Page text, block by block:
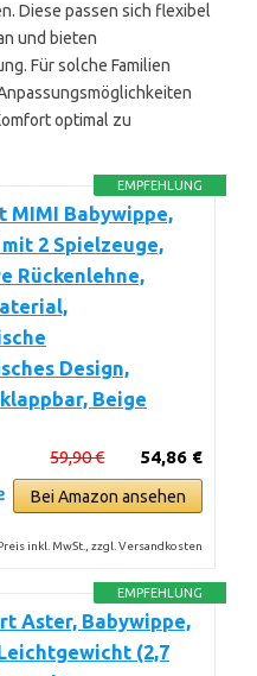
Diese passen sich flexibel
und bieten
Für solche Familien
optimal zu
EMPFEHLUNG
MIMI Babywippe,
2 Spielzeuge,
Rückenlehne,
Design,
Beige
54,86 €
59,90 €
Bei Amazon ansehen
inkl. MwSt., zzgl. Versandkosten
EMPFEHLUNG
Aster, Babywippe,
(2,7